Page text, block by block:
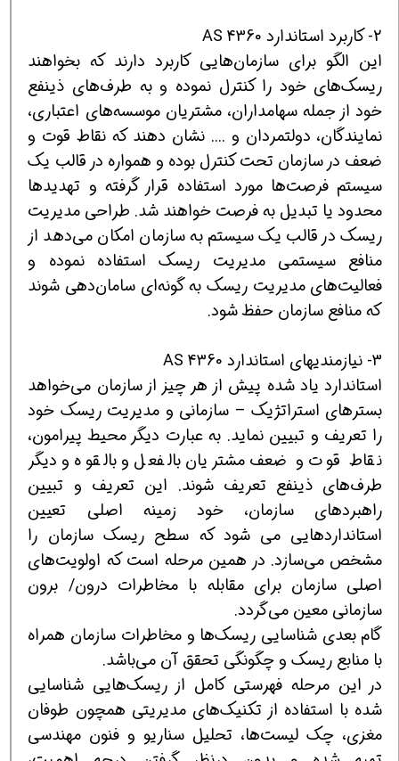
2- کاربرد استاندارد AS 4360
این الگو برای سازمان‌هایی کاربرد دارند که بخواهند
ریسک‌های خود را کنترل نموده و به طرف‌های ذینفع
خود از جمله سهامداران، مشتریان موسسه‌های اعتباری،
نمایندگان، دولتمردان و .... نشان دهند که نقاط قوت و
ضعف در سازمان تحت کنترل بوده و همواره در قالب یک
سیستم فرصت‌ها مورد استفاده قرار گرفته و تهدیدها
محدود یا تبدیل به فرصت خواهند شد. طراحی مدیریت
ریسک در قالب یک سیستم به سازمان امکان می‌دهد از
منافع سیستمی مدیریت ریسک استفاده نموده و
فعالیت‌های مدیریت ریسک به گونه‌ای سامان‌دهی شوند
که منافع سازمان حفظ شود.
3- نیازمندیهای استاندارد AS 4360
استاندارد یاد شده پیش از هر چیز از سازمان می‌خواهد
بسترهای استراتژیک – سازمانی و مدیریت ریسک خود
را تعریف و تبیین نماید. به عبارت دیگر محیط پیرامون،
نقاط قوت و ضعف مشتریان بالفعل و بالقوه و دیگر
طرف‌های ذینفع تعریف شوند. این تعریف و تبیین
راهبردهای سازمان، خود زمینه اصلی تعیین
استانداردهایی می شود که سطح ریسک سازمان را
مشخص می‌سازد. در همین مرحله است که اولویت‌های
اصلی سازمان برای مقابله با مخاطرات درون/ برون
سازمانی معین می‌گردد.
گام بعدی شناسایی ریسک‌ها و مخاطرات سازمان همراه
با منابع ریسک و چگونگی تحقق آن می‌باشد.
در این مرحله فهرستی کامل از ریسك‌هایی شناسایی
شده با استفاده از تكنیك‌های مدیریتی همچون طوفان
مغزی، چك لیست‌ها، تحلیل سناریو و فنون مهندسی